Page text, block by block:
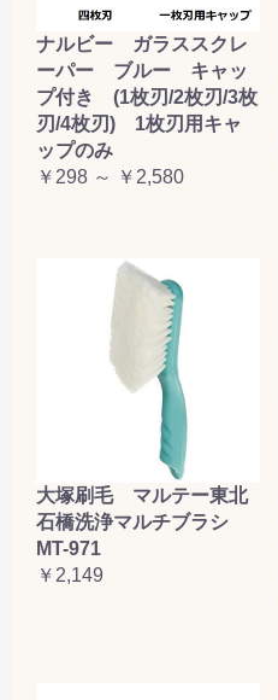
ナルビー ガラススクレ
ーパー ブルー キャッ
プ付き (1枚刃/2枚刃/3枚
刃/4枚刃) 1枚刃用キャ
ップのみ
￥298 ～ ￥2,580
大塚刷毛 マルテー東北
石橋洗浄マルチブラシ
MT-971
￥2,149